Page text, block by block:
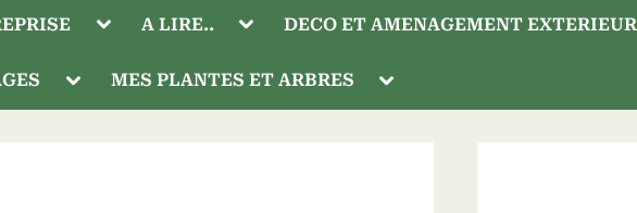
Toggle
sub-
ToggleA LIRE..
ToggleDECO ET AMENAGEMENT EXTERIEUR
Toggle
menu
MES PLANTES ET ARBRES
Toggle
menu